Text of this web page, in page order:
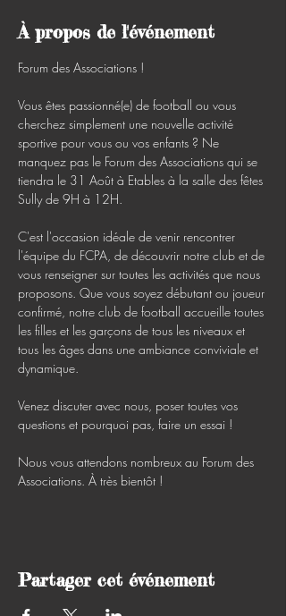
À propos de l'événement
Forum des Associations !
Vous êtes passionné(e) de football ou vous
cherchez simplement une nouvelle activité
sportive pour vous ou vos enfants ? Ne
manquez pas le Forum des Associations qui se
tiendra le 31 Août à Etables à la salle des fêtes
Sully de 9H à 12H.
C'est l'occasion idéale de venir rencontrer
l'équipe du FCPA, de découvrir notre club et de
vous renseigner sur toutes les activités que nous
proposons. Que vous soyez débutant ou joueur
confirmé, notre club de football accueille toutes
les filles et les garçons de tous les niveaux et
tous les âges dans une ambiance conviviale et
dynamique.
Venez discuter avec nous, poser toutes vos
questions et pourquoi pas, faire un essai !
Nous vous attendons nombreux au Forum des
Associations. À très bientôt !
Partager cet événement